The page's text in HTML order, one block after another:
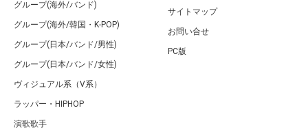
グループ(海外/バンド)
グループ(海外/韓国・K-POP)
グループ(日本/バンド/男性)
グループ(日本/バンド/女性)
ヴィジュアル系（V系）
ラッパー・HIPHOP
演歌歌手
サイトマップ
お問い合せ
PC版